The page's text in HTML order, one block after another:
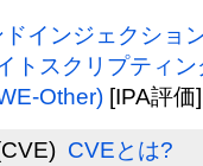
インジェクショ
トスクリプティ
Other) [IPA評価]
CVEとは?